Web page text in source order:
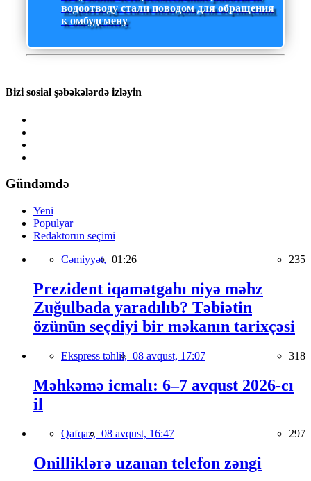
водоотводу стали поводом для обращения
к омбудсмену
Bizi sosial şəbəkələrdə izləyin
Gündəmdə
Yeni
Populyar
Redaktorun seçimi
Cəmiyyət, 01:26 235
Prezident iqamətgahı niyə məhz
Zuğulbada yaradılıb? Təbiətin
özünün seçdiyi bir məkanın tarixçəsi
Ekspress təhlil, 08 avqust, 17:07 318
Məhkəmə icmalı: 6–7 avqust 2026-cı
il
Qafqaz, 08 avqust, 16:47 297
Onilliklərə uzanan telefon zəngi